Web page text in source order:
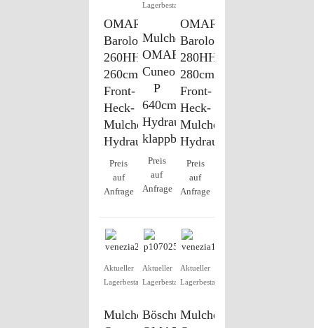
OMARV
Barolo
260HH,
260cm
Front-
Heck-
Mulcher,
Hydraulik
Preis
auf
Anfrage
Lagerbestand
Mulcher
OMARV
Cuneo
P
640cm
Hydraulik,
klappbar
Preis
auf
Anfrage
OMARV
Barolo
280HH,
280cm
Front-
Heck-
Mulcher,
Hydraulik
Preis
auf
Anfrage
Aktueller
Lagerbestand
Mulcher
Aktueller
Lagerbestand
Böschungsmulcher
Aktueller
Lagerbestand
Mulcher